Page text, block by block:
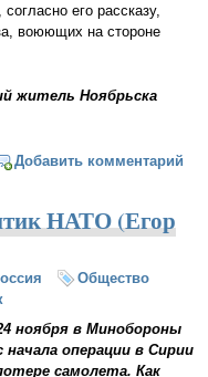
его рассказу,
воюющих на стороне
житель Ноябрьска
в ИГ стал другой
Добавить комментарий
НАТО (Егор
Общество
ноября в Минобороны
операции в Сирии
самолета. Как